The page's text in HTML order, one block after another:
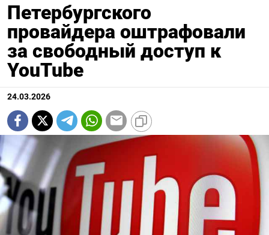
Петербургского
провайдера оштрафовали
за свободный доступ к
YouTube
24.03.2026